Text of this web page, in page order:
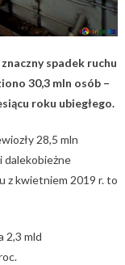
spadek ruchu
30,3 mln osób –
roku ubiegłego.
28,5 mln
dalekobieżne
z kwietniem 2019 r. to
2,3 mld